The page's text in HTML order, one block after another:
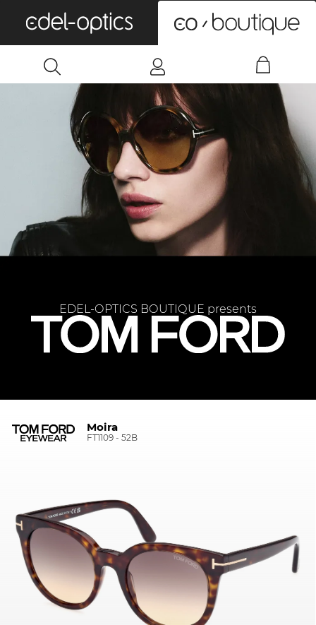
EDEL-OPTICS BOUTIQUE presents
Moira
FT1109 - 52B